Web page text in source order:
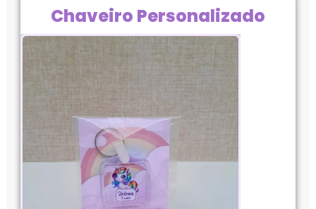
Chaveiro Personalizado